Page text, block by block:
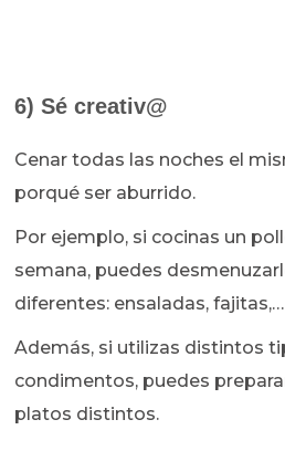
6) Sé creativ@
Cenar todas las noches el
porqué ser aburrido.
Por ejemplo, si cocinas un
semana, puedes
diferentes: ensaladas, fajitas,…
Además, si utilizas distintos
condimentos, puedes
platos distintos.